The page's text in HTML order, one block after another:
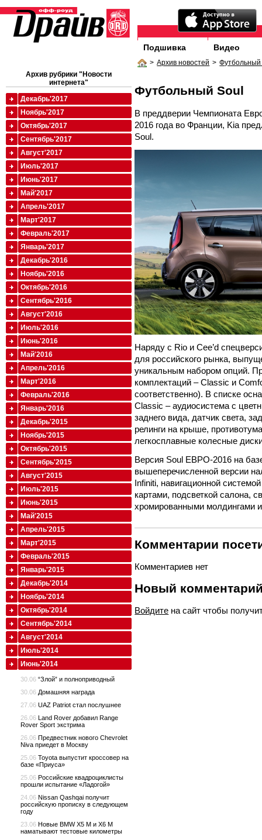
Подшивка Видео
> Архив новостей >
Футбольный Soul
В преддверии Чемпионата
2016 года во Франции, Kia
Soul.
Наряду с Rio и Cee’d
для российского рынка,
уникальным набором опций.
комплектаций – Classic и
соответственно). В списке
Classic – аудиосистема с
заднего вида, датчик света,
релинги на крыше,
легкосплавные колесные
Версия Soul ЕВРО-2016 на
вышеперечисленной версии
Infiniti, навигационной
картами, подсветкой салона,
хромированными молдингами
Комментарии
Комментариев нет
Новый
Войдите на сайт чтобы
Архив рубрики "Новости
интернета"
Декабрь'2017
Ноябрь'2017
Октябрь'2017
Сентябрь'2017
Август'2017
Июль'2017
Июнь'2017
Май'2017
Апрель'2017
Март'2017
Февраль'2017
Январь'2017
Декабрь'2016
Ноябрь'2016
Октябрь'2016
Сентябрь'2016
Август'2016
Июль'2016
Июнь'2016
Май'2016
Апрель'2016
Март'2016
Февраль'2016
Январь'2016
Декабрь'2015
Ноябрь'2015
Октябрь'2015
Сентябрь'2015
Август'2015
Июль'2015
Июнь'2015
Май'2015
Апрель'2015
Март'2015
Февраль'2015
Январь'2015
Декабрь'2014
Ноябрь'2014
Октябрь'2014
Сентябрь'2014
Август'2014
Июль'2014
Июнь'2014
30.06 “Злой” и полноприводный
30.06 Домашняя награда
27.06 UAZ Patriot стал послушнее
26.06 Land Rover добавил Range
Rover Sport экстрима
26.06 Предвестник нового Chevrolet
Niva приедет в Москву
25.06 Toyota выпустит кроссовер на
базе «Приуса»
25.06 Российские квадроциклисты
прошли испытание «Ладогой»
24.06 Nissan Qashqai получит
российскую прописку в следующем
году
23.06 Новые BMW X5 M и X6 M
наматывают тестовые километры